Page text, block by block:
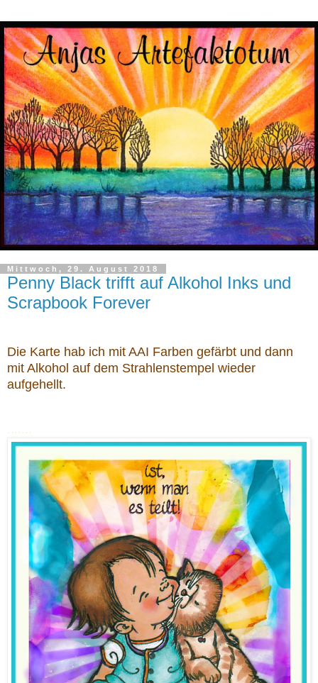
Mittwoch, 29. August 2018
Penny Black trifft auf Alkohol Inks und
Scrapbook Forever
Die Karte hab ich mit AAI Farben gefärbt und dann
mit Alkohol auf dem Strahlenstempel wieder
aufgehellt.
.......